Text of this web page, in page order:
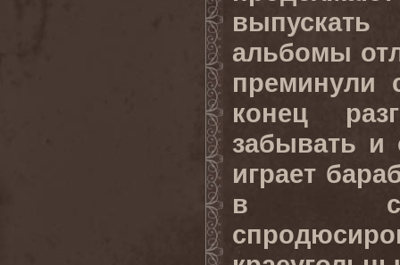
альбомы
преминули
конец
забывать и
играет
в